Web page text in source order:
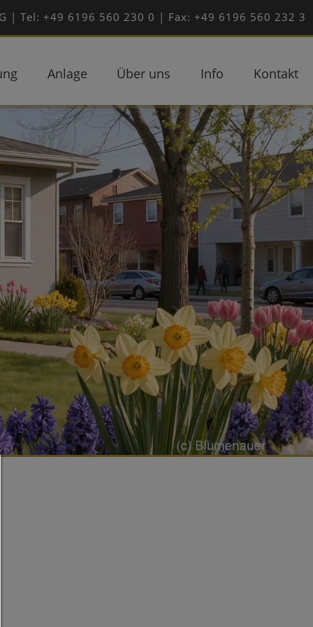
| Tel: +49 6196 560 230 0 | Fax: +49 6196 560 232 3
Anlage Über uns Info Kontakt